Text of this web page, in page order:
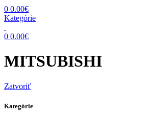
0 0.00€
Kategórie
0 0.00€
MITSUBISHI
Zatvoriť
Kategórie